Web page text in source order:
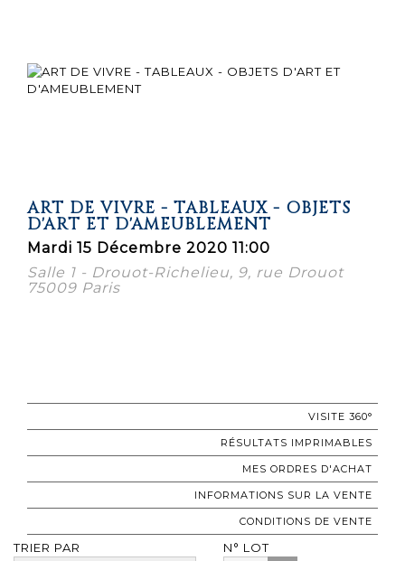
ART DE VIVRE - TABLEAUX - OBJETS
D'ART ET D'AMEUBLEMENT
Mardi 15 Décembre 2020 11:00
Salle 1 - Drouot-Richelieu, 9, rue Drouot
75009 Paris
VISITE 360°
RÉSULTATS IMPRIMABLES
MES ORDRES D'ACHAT
INFORMATIONS SUR LA VENTE
CONDITIONS DE VENTE
TRIER PAR
N° LOT